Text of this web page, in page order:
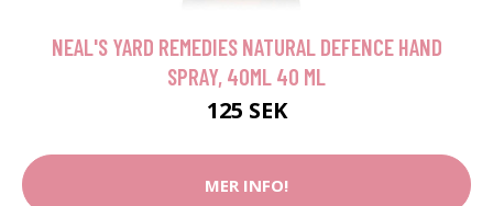
NEAL'S YARD REMEDIES NATURAL DEFENCE HAND
SPRAY, 40ML 40 ML
125 SEK
MER INFO!